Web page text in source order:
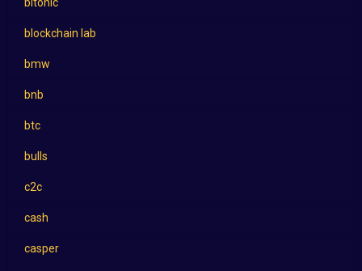
blockchain lab
bmw
bnb
btc
bulls
c2c
cash
casper